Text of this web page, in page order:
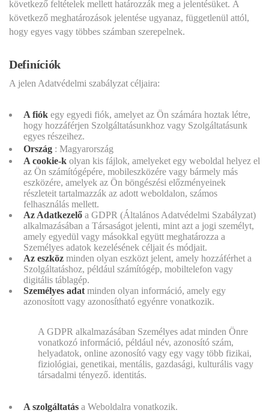
következő feltételek mellett határozzák meg a jelentésüket. A
következő meghatározások jelentése ugyanaz, függetlenül attól,
hogy egyes vagy többes számban szerepelnek.
Definíciók
A jelen Adatvédelmi szabályzat céljaira:
A fiók egy egyedi fiók, amelyet az Ön számára hoztak létre,
hogy hozzáférjen Szolgáltatásunkhoz vagy Szolgáltatásunk
egyes részeihez.
Ország : Magyarország
A cookie-k olyan kis fájlok, amelyeket egy weboldal helyez el
az Ön számítógépére, mobileszközére vagy bármely más
eszközére, amelyek az Ön böngészési előzményeinek
részleteit tartalmazzák az adott weboldalon, számos
felhasználás mellett.
Az Adatkezelő a GDPR (Általános Adatvédelmi Szabályzat)
alkalmazásában a Társaságot jelenti, mint azt a jogi személyt,
amely egyedül vagy másokkal együtt meghatározza a
Személyes adatok kezelésének céljait és módjait.
Az eszköz minden olyan eszközt jelent, amely hozzáférhet a
Szolgáltatáshoz, például számítógép, mobiltelefon vagy
digitális táblagép.
Személyes adat minden olyan információ, amely egy
azonosított vagy azonosítható egyénre vonatkozik.
A GDPR alkalmazásában Személyes adat minden Önre
vonatkozó információ, például név, azonosító szám,
helyadatok, online azonosító vagy egy vagy több fizikai,
fiziológiai, genetikai, mentális, gazdasági, kulturális vagy
társadalmi tényező. identitás.
A szolgáltatás a Weboldalra vonatkozik.